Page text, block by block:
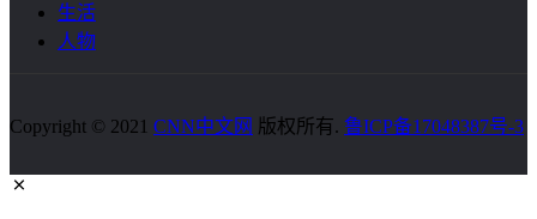
生活
人物
Copyright © 2021 CNN中文网 版权所有. 鲁ICP备17048387号-3